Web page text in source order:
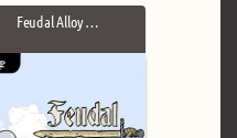
Feudal Alloy …